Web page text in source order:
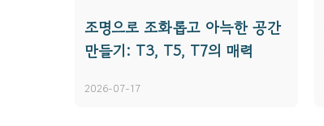
조명으로 조화롭고 아늑한 공간
만들기: T3, T5, T7의 매력
2026-07-17